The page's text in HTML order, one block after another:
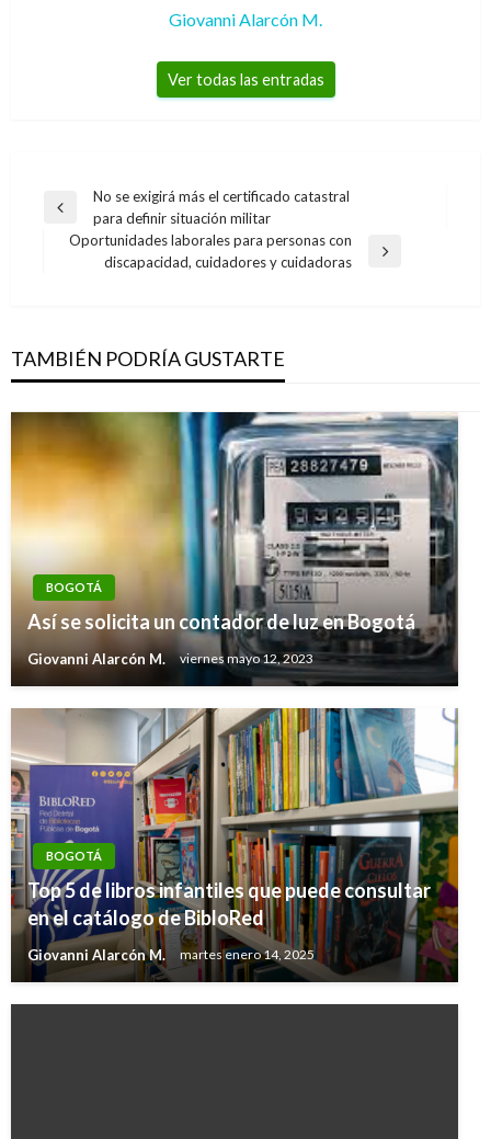
Giovanni Alarcón M.
Ver todas las entradas
Navegación
entradas
Entrada
anterior
No se exigirá más el certificado catastral
para definir situación militar
Entrada
Oportunidades laborales para personas con
discapacidad, cuidadores y cuidadoras
TAMBIÉN PODRÍA GUSTARTE
BOGOTÁ
Así se solicita un contador de luz en Bogotá
Giovanni Alarcón M. viernes mayo 12, 2023
BOGOTÁ
Top 5 de libros infantiles que puede consultar
en el catálogo de BibloRed
Giovanni Alarcón M. martes enero 14, 2025